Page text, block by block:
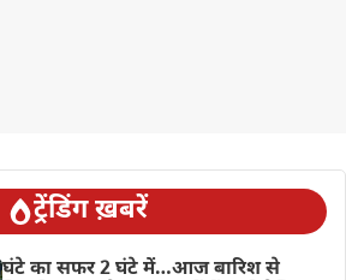
ट्रेंडिंग ख़बरें
घंटे का सफर 2 घंटे में…आज बारिश से